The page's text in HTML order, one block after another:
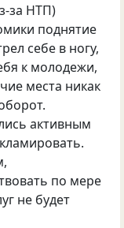
за НТП)
поднятие
себе в ногу,
к молодежи,
места никак
активным
по мере
не будет